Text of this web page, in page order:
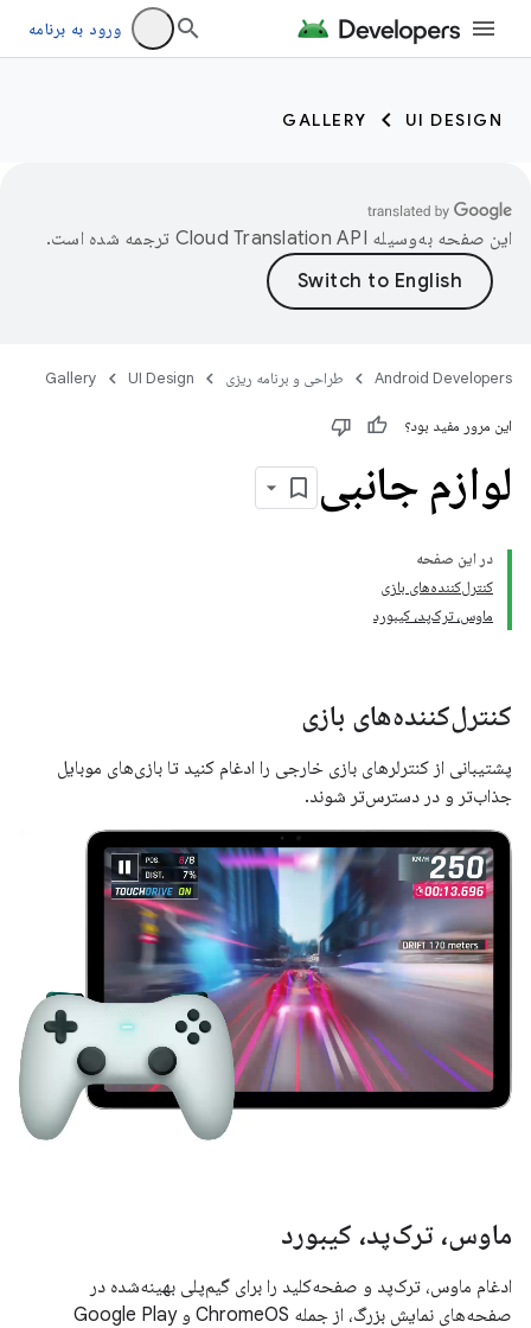
ورود به برنامه
UI DESIGN
GALLERY
این صفحه به‌وسیله ترجمه شده است.
Android Developers طراحی و برنامه ریزی UI Design
Gallery
این مرور مفید بود؟
لوازم جانبی
در این صفحه
کنترل‌کننده‌های بازی
ماوس، ترک‌پد، کیبورد
کنترل‌کننده‌های بازی
پشتیبانی از کنترلرهای بازی خارجی را ادغام کنید تا بازی‌های موبایل
جذاب‌تر و در دسترس‌تر شوند.
ماوس، ترک‌پد، کیبورد
ادغام ماوس، ترک‌پد و صفحه‌کلید را برای گیم‌پلی بهینه‌شده در
صفحه‌های نمایش بزرگ، از جمله ChromeOS و Google Play